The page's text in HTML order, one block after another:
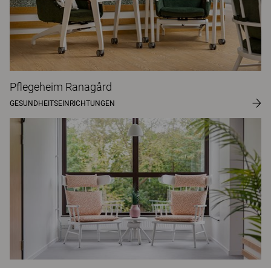
Pflegeheim Ranagård
GESUNDHEITSEINRICHTUNGEN